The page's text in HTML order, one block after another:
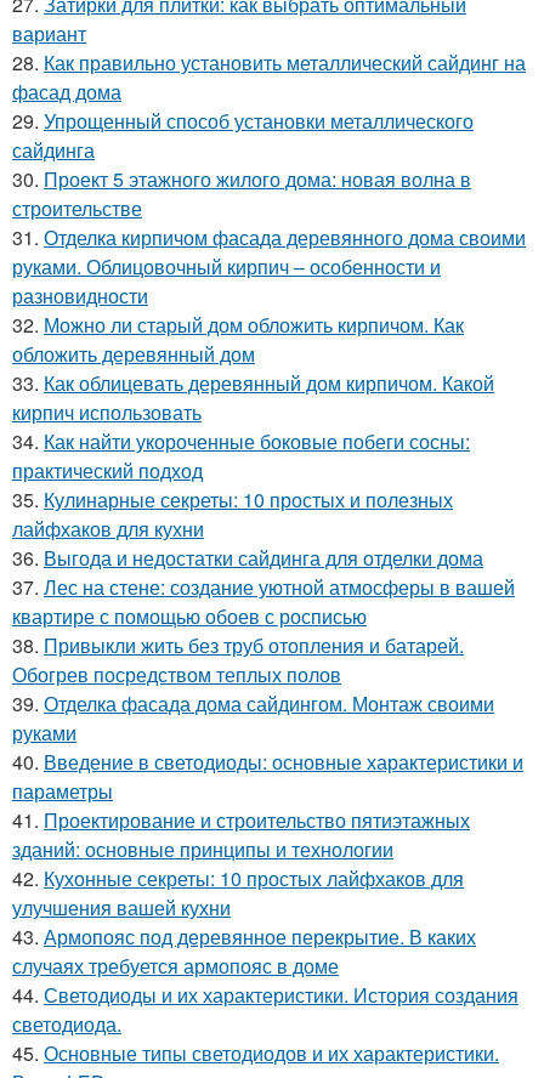
вариант
28. Как правильно установить металлический сайдинг на
фасад дома
29. Упрощенный способ установки металлического
сайдинга
30. Проект 5 этажного жилого дома: новая волна в
строительстве
31. Отделка кирпичом фасада деревянного дома своими
руками. Облицовочный кирпич – особенности и
разновидности
32. Можно ли старый дом обложить кирпичом. Как
обложить деревянный дом
33. Как облицевать деревянный дом кирпичом. Какой
кирпич использовать
34. Как найти укороченные боковые побеги сосны:
практический подход
35. Кулинарные секреты: 10 простых и полезных
лайфхаков для кухни
36. Выгода и недостатки сайдинга для отделки дома
37. Лес на стене: создание уютной атмосферы в вашей
квартире с помощью обоев с росписью
38. Привыкли жить без труб отопления и батарей.
Обогрев посредством теплых полов
39. Отделка фасада дома сайдингом. Монтаж своими
руками
40. Введение в светодиоды: основные характеристики и
параметры
41. Проектирование и строительство пятиэтажных
зданий: основные принципы и технологии
42. Кухонные секреты: 10 простых лайфхаков для
улучшения вашей кухни
43. Армопояс под деревянное перекрытие. В каких
случаях требуется армопояс в доме
44. Светодиоды и их характеристики. История создания
светодиода.
45. Основные типы светодиодов и их характеристики.